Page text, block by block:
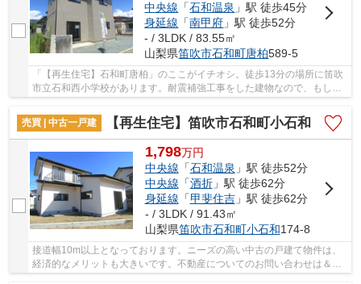
中央線 「石和温泉 」駅 徒歩45分
身延線 「南甲府 」駅 徒歩52分
- / 3LDK / 83.55㎡
山梨県笛吹市石和町唐柏589-5
「【再生住宅】石和町唐柏」のここがイチオシ。徒歩13分の場所に笛吹
市立石和西小学校があります。耐震補強工事をした建物なので、もしも
売買 | 中古一戸建
【再生住宅】笛吹市石和町小石和
1,798万円
中央線 「石和温泉 」駅 徒歩52分
中央線 「酒折」駅 徒歩62分
身延線 「甲斐住吉」駅 徒歩62分
- / 3LDK / 91.43㎡
山梨県笛吹市石和町小石和174-8
接道幅10m以上となっております。ニーズの高い中古の戸建て物件は、
経済的なメリットも大きいです。不動産についてのお問い合わせは＆
Lifeが承っております。中央線石和温泉近くの物...